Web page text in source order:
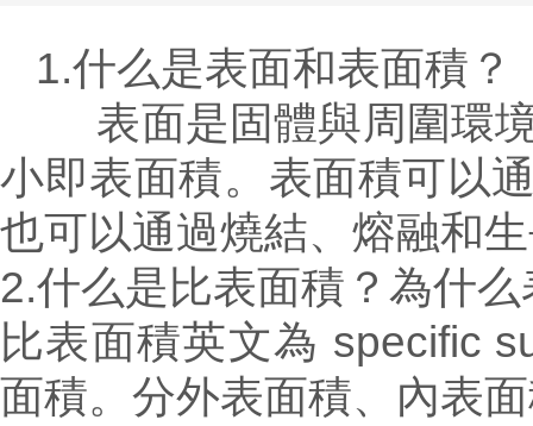
1.什么是表面和表面積？
表面是固體與周圍環境,
小即表面積。表面積可以
也可以通過燒結、熔融和生
2.什么是比表面積？為什
比表面積英文為 specific
面積。分外表面積、內表